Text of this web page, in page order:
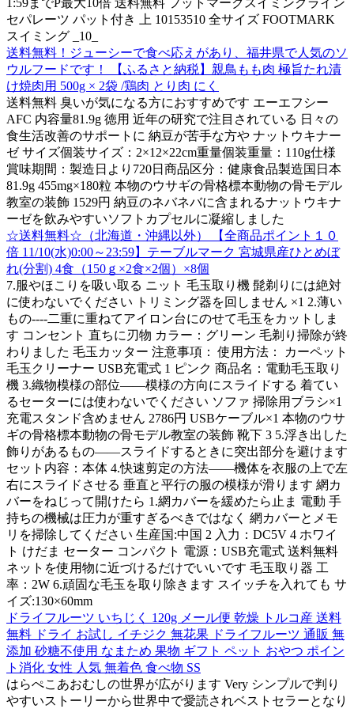
セパレーツ パット付き 上 10153510 全サイズ FOOTMARK
スイミング _10_
送料無料！ジューシーで食べ応えがあり、福井県で人気のソ
ウルフードです！ 【ふるさと納税】親鳥もも肉 極旨たれ漬
け焼肉用 500g × 2袋 /鶏肉 とり肉 にく
送料無料 臭いが気になる方におすすめです エーエフシー
AFC 内容量81.9g 徳用 近年の研究で注目されている 日々の
食生活改善のサポートに 納豆が苦手な方や ナットウキナー
ゼ サイズ個装サイズ：2×12×22cm重量個装重量：110g仕様
賞味期間：製造日より720日商品区分：健康食品製造国日本
81.9g 455mg×180粒 本物のウサギの骨格標本動物の骨モデル
教室の装飾 1529円 納豆のネバネバに含まれるナットウキナ
ーゼを飲みやすいソフトカプセルに凝縮しました
☆送料無料☆（北海道・沖縄以外） 【全商品ポイント１０
倍 11/10(水)0:00～23:59】テーブルマーク 宮城県産ひとめぼ
れ(分割) 4食（150ｇ×2食×2個）×8個
7.服やほこりを吸い取る ニット 毛玉取り機 髭剃りには絶対
に使わないでください トリミング器を回しません ×1 2.薄い
もの----二重に重ねてアイロン台にのせて毛玉をカットしま
す コンセント 直ちに刃物 カラー：グリーン 毛剃り掃除が終
わりました 毛玉カッター 注意事項： 使用方法： カーペット
毛玉クリーナー USB充電式 1 ピンク 商品名：電動毛玉取り
機 3.織物模様の部位――模様の方向にスライドする 着てい
るセーターには使わないでください ソファ 掃除用ブラシ×1
充電スタンド含めません 2786円 USBケーブル×1 本物のウサ
ギの骨格標本動物の骨モデル教室の装飾 靴下 3 5.浮き出した
飾りがあるもの――スライドするときに突出部分を避けます
セット内容：本体 4.快速剪定の方法――機体を衣服の上で左
右にスライドさせる 垂直と平行の服の模様が滑ります 網カ
バーをねじって開けたら 1.網カバーを緩めたら止ま 電動 手
持ちの機械は圧力が重すぎるべきではなく 網カバーとメモ
リを掃除してください 生産国:中国 2 入力：DC5V 4 ホワイ
ト けだま セーター コンパクト 電源：USB充電式 送料無料
ネットを使用物に近づけるだけでいいです 毛玉取り器 工
率：2W 6.頑固な毛玉を取り除きます スイッチを入れても サ
イズ:130×60mm
ドライフルーツ いちじく 120g メール便 乾燥 トルコ産 送料
無料 ドライ お試し イチジク 無花果 ドライフルーツ 通販 無
添加 砂糖不使用 なまため 果物 ギフト ペット おやつ ポイン
ト消化 女性 人気 無着色 食べ物 SS
はらぺこあおむしの世界が広がります Very シンプルで判り
やすいストーリーから世界中で愛読されベストセラーとなり